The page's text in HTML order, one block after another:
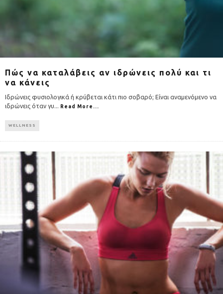
Πώς να καταλάβεις αν ιδρώνεις πολύ και τι
να κάνεις
Ιδρώνεις φυσιολογικά ή κρύβεται κάτι πιο σοβαρό; Είναι αναμενόμενο να
ιδρώνεις όταν γυ
Read More...
WELLNESS